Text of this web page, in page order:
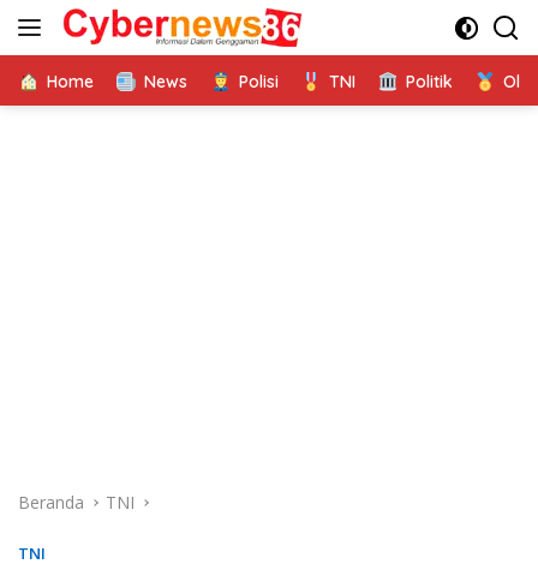
Langsung
Home News Polisi TNI Politik
Beranda TNI
TNI